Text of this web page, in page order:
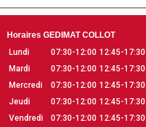
Horaires GEDIMAT COLLOT
Lundi
07:30-12:00 12:45-17:30
Mardi
07:30-12:00 12:45-17:30
Mercredi
07:30-12:00 12:45-17:30
Jeudi
07:30-12:00 12:45-17:30
Vendredi
07:30-12:00 12:45-17:30